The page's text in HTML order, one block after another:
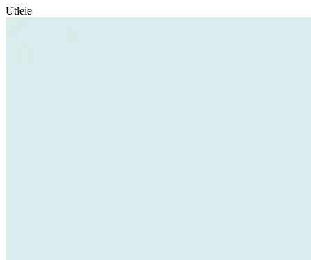
Utleie